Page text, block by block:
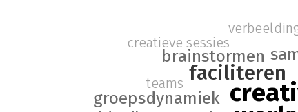
faciliteren
groepsdynamiek
brainstormen
teams
creatieve sessies